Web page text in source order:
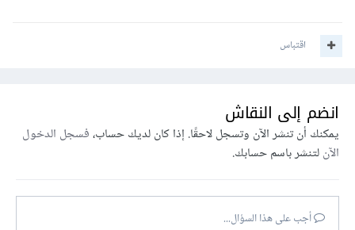
اقتباس
انضم إلى النقاش
يمكنك أن تنشر الآن وتسجل لاحقًا. إذا كان لديك حساب،فسجل الدخول
الآنلتنشر باسم حسابك.
أجب على هذا السؤال...